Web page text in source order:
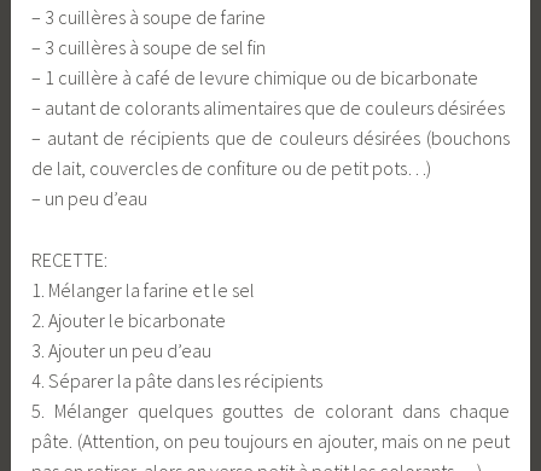
– 3 cuillères à soupe de farine
– 3 cuillères à soupe de sel fin
– 1 cuillère à café de levure chimique ou de bicarbonate
– autant de colorants alimentaires que de couleurs désirées
– autant de récipients que de couleurs désirées (bouchons
de lait, couvercles de confiture ou de petit pots…)
– un peu d’eau
RECETTE:
1. Mélanger la farine et le sel
2. Ajouter le bicarbonate
3. Ajouter un peu d’eau
4. Séparer la pâte dans les récipients
5. Mélanger quelques gouttes de colorant dans chaque
pâte. (Attention, on peu toujours en ajouter, mais on ne peut